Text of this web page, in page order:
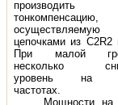
производить
тонкомпенсацию,
цепочками из С2R2
При малой
несколько
уровень на
частотах.
Мощности на